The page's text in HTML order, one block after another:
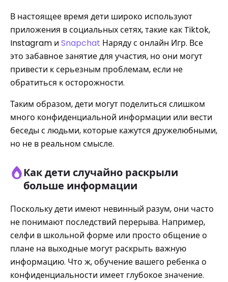
В настоящее время дети широко используют
приложения в социальных сетях, такие как Tiktok,
Instagram и Snapchat Наряду с онлайн Игр. Все
это забавное занятие для участия, но они могут
привести к серьезным проблемам, если не
обратиться к осторожности.
Таким образом, дети могут поделиться слишком
много конфиденциальной информации или вести
беседы с людьми, которые кажутся дружелюбными,
но не в реальном смысле.
Как дети случайно раскрыли
больше информации
Поскольку дети имеют невинный разум, они часто
не понимают последствий перерыва. Например,
селфи в школьной форме или просто общение о
плане на выходные могут раскрыть важную
информацию. Что ж, обучение вашего ребенка о
конфиденциальности имеет глубокое значение.